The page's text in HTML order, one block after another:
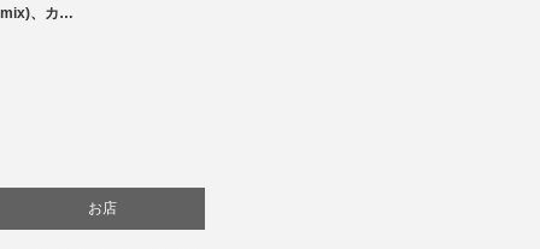
mix)、カ…
お店